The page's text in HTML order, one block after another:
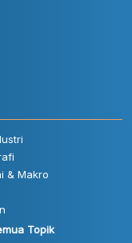
& Makro
Topik